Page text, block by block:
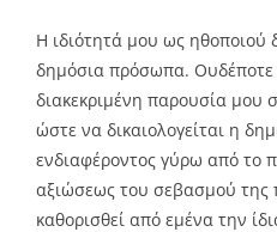
Η ιδιότητά μου ως ηθοποιού
δημόσια πρόσωπα. Ουδέποτε
διακεκριμένη παρουσία μου
ώστε να δικαιολογείται η
ενδιαφέροντος γύρω από το
αξιώσεως του σεβασμού της
καθορισθεί από εμένα την